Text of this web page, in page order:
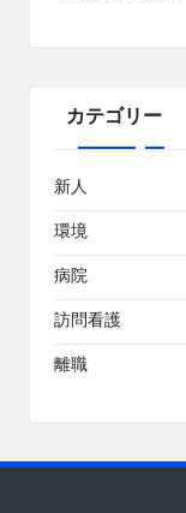
カテゴリー
新人
環境
病院
訪問看護
離職